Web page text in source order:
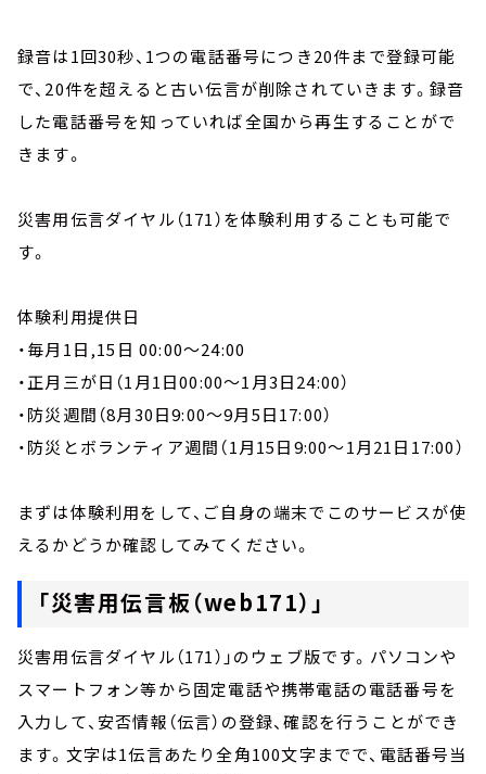
録音は1回30秒、1つの電話番号につき20件まで登録可能
で、20件を超えると古い伝言が削除されていきます。録音
した電話番号を知っていれば全国から再生することがで
きます。
災害用伝言ダイヤル（171）を体験利用することも可能で
す。
体験利用提供日
・毎月1日,15日 00:00～24:00
・正月三が日（1月1日00:00～1月3日24:00）
・防災週間（8月30日9:00～9月5日17:00）
・防災とボランティア週間（1月15日9:00～1月21日17:00）
まずは体験利用をして、ご自身の端末でこのサービスが使
えるかどうか確認してみてください。
「災害用伝言板（web171） 」
災害用伝言ダイヤル（171）」のウェブ版です。パソコンや
スマートフォン等から固定電話や携帯電話の電話番号を
入力して、安否情報（伝言）の登録、確認を行うことができ
ます。文字は1伝言あたり全角100文字までで、電話番号当